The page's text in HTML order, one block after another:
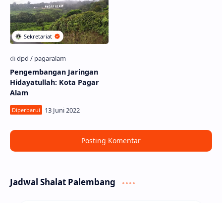
Pengembangan Jaringan
Hidayatullah: Kota Pagar
Alam
Posting Komentar
Jadwal Shalat Palembang